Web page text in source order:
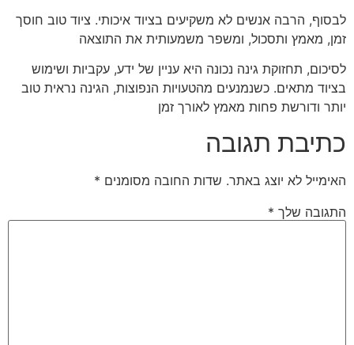
לבסוף, הרבה אנשים לא משקיעים בציוד איכותי. ציוד טוב חוסך
זמן, מאמץ ותסכול, ומשפר משמעותית את התוצאה
לסיכום, תחזוקת גינה נכונה היא עניין של ידע, עקביות ושימוש
בציוד מתאים. כשנמנעים מהטעויות הנפוצות, הגינה נראית טוב
יותר ודורשת פחות מאמץ לאורך זמן
כתיבת תגובה
האימייל לא יוצג באתר. שדות החובה מסומנים *
התגובה שלך *